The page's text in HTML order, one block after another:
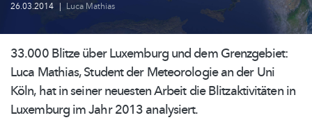
26.03.2014 | Luca Mathias
33.000 Blitze über Luxemburg und dem Grenzgebiet:
Luca Mathias, Student der Meteorologie an der Uni
Köln, hat in seiner neuesten Arbeit dieBlitzaktivitätenin
Luxemburg im Jahr 2013 analysiert.